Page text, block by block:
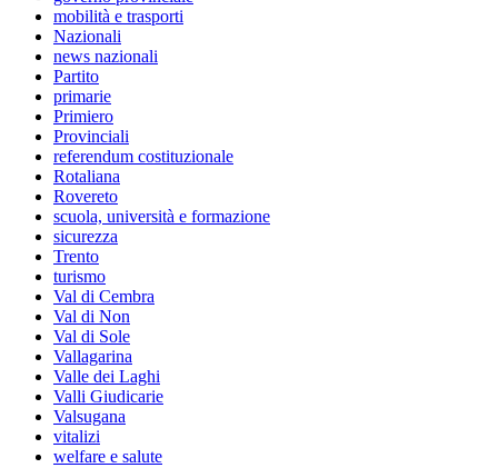
mobilità e trasporti
Nazionali
news nazionali
Partito
primarie
Primiero
Provinciali
referendum costituzionale
Rotaliana
Rovereto
scuola, università e formazione
sicurezza
Trento
turismo
Val di Cembra
Val di Non
Val di Sole
Vallagarina
Valle dei Laghi
Valli Giudicarie
Valsugana
vitalizi
welfare e salute